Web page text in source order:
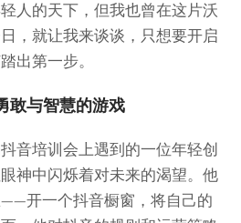
人的天下，但我也曾在这片沃
，就让我来谈谈，只想要开启
出第一步。
敢与智慧的游戏
音培训会上遇到的一位年轻创
神中闪烁着对未来的渴望。他
开一个抖音橱窗，将自己的